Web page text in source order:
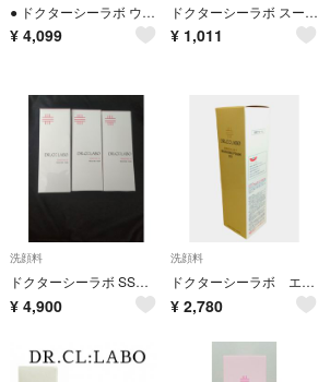
● ドクターシーラボ ウォッシングフォームSセンシティブEX 100g ×2
¥ 4,099
ドクターシーラボ スーパーウォッシングフォームEX サンプル20包
¥ 1,011
洗顔料
ドクターシーラボ SSウォッシングフォーム EX 100g
¥ 4,900
洗顔料
ドクターシーラボ エンリッチリフト ウォッシングフォームEX 170g
¥ 2,780